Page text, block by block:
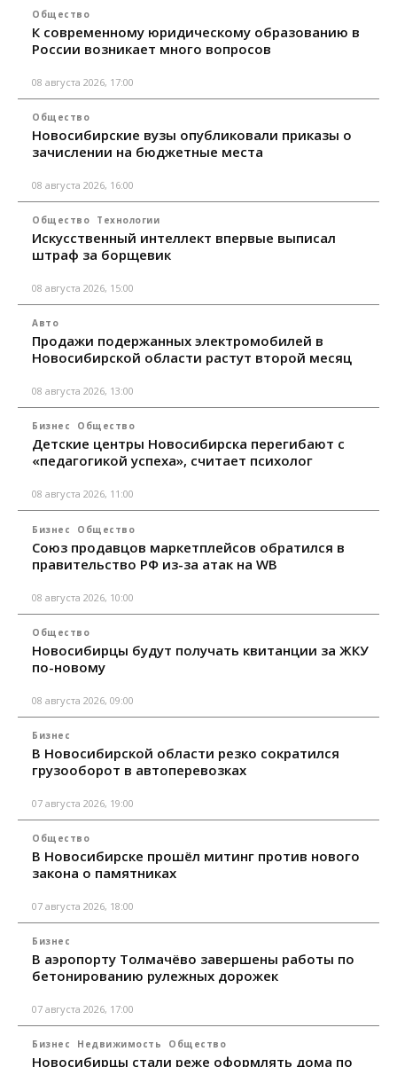
Общество
К современному юридическому образованию в
России возникает много вопросов
08 августа 2026, 17:00
Общество
Новосибирские вузы опубликовали приказы о
зачислении на бюджетные места
08 августа 2026, 16:00
Общество Технологии
Искусственный интеллект впервые выписал
штраф за борщевик
08 августа 2026, 15:00
Авто
Продажи подержанных электромобилей в
Новосибирской области растут второй месяц
08 августа 2026, 13:00
Бизнес Общество
Детские центры Новосибирска перегибают с
«педагогикой успеха», считает психолог
08 августа 2026, 11:00
Бизнес Общество
Союз продавцов маркетплейсов обратился в
правительство РФ из-за атак на WB
08 августа 2026, 10:00
Общество
Новосибирцы будут получать квитанции за ЖКУ
по-новому
08 августа 2026, 09:00
Бизнес
В Новосибирской области резко сократился
грузооборот в автоперевозках
07 августа 2026, 19:00
Общество
В Новосибирске прошёл митинг против нового
закона о памятниках
07 августа 2026, 18:00
Бизнес
В аэропорту Толмачёво завершены работы по
бетонированию рулежных дорожек
07 августа 2026, 17:00
Бизнес Недвижимость Общество
Новосибирцы стали реже оформлять дома по